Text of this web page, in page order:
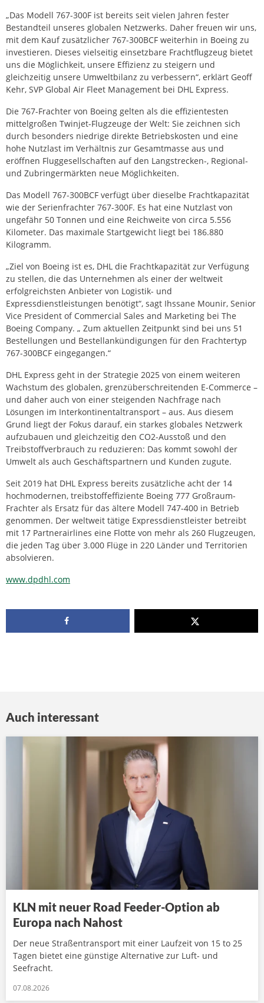
„Das Modell 767-300F ist bereits seit vielen Jahren fester
Bestandteil unseres globalen Netzwerks. Daher freuen wir uns,
mit dem Kauf zusätzlicher 767-300BCF weiterhin in Boeing zu
investieren. Dieses vielseitig einsetzbare Frachtflugzeug bietet
uns die Möglichkeit, unsere Effizienz zu steigern und
gleichzeitig unsere Umweltbilanz zu verbessern“, erklärt Geoff
Kehr, SVP Global Air Fleet Management bei DHL Express.
Die 767-Frachter von Boeing gelten als die effizientesten
mittelgroßen Twinjet-Flugzeuge der Welt: Sie zeichnen sich
durch besonders niedrige direkte Betriebskosten und eine
hohe Nutzlast im Verhältnis zur Gesamtmasse aus und
eröffnen Fluggesellschaften auf den Langstrecken-, Regional-
und Zubringermärkten neue Möglichkeiten.
Das Modell 767-300BCF verfügt über dieselbe Frachtkapazität
wie der Serienfrachter 767-300F. Es hat eine Nutzlast von
ungefähr 50 Tonnen und eine Reichweite von circa 5.556
Kilometer. Das maximale Startgewicht liegt bei 186.880
Kilogramm.
„Ziel von Boeing ist es, DHL die Frachtkapazität zur Verfügung
zu stellen, die das Unternehmen als einer der weltweit
erfolgreichsten Anbieter von Logistik- und
Expressdienstleistungen benötigt“, sagt Ihssane Mounir, Senior
Vice President of Commercial Sales and Marketing bei The
Boeing Company. „ Zum aktuellen Zeitpunkt sind bei uns 51
Bestellungen und Bestellankündigungen für den Frachtertyp
767-300BCF eingegangen.“
DHL Express geht in der Strategie 2025 von einem weiteren
Wachstum des globalen, grenzüberschreitenden E-Commerce –
und daher auch von einer steigenden Nachfrage nach
Lösungen im Interkontinentaltransport – aus. Aus diesem
Grund liegt der Fokus darauf, ein starkes globales Netzwerk
aufzubauen und gleichzeitig den CO2-Ausstoß und den
Treibstoffverbrauch zu reduzieren: Das kommt sowohl der
Umwelt als auch Geschäftspartnern und Kunden zugute.
Seit 2019 hat DHL Express bereits zusätzliche acht der 14
hochmodernen, treibstoffeffiziente Boeing 777 Großraum-
Frachter als Ersatz für das ältere Modell 747-400 in Betrieb
genommen. Der weltweit tätige Expressdienstleister betreibt
mit 17 Partnerairlines eine Flotte von mehr als 260 Flugzeugen,
die jeden Tag über 3.000 Flüge in 220 Länder und Territorien
absolvieren.
www.dpdhl.com
Auch interessant
KLN mit neuer Road Feeder-Option ab
Europa nach Nahost
Der neue Straßentransport mit einer Laufzeit von 15 to 25
Tagen bietet eine günstige Alternative zur Luft- und
Seefracht.
07.08.2026